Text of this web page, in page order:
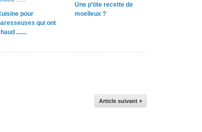
pour
qui ont
.......
Une p'tite recette de
moelleux ?
Article suivant »